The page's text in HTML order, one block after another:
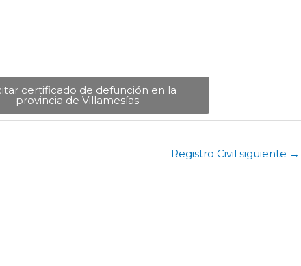
certificado de defunción en la
provincia de Villamesías​
Registro Civil siguiente →